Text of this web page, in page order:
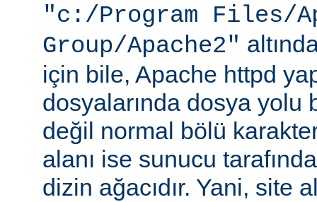
"c:/Program Files/
Group/Apache2"
için bile, Apache httpd
dosyalarında dosya yolu
değil normal bölü
alanı ise sunucu
dizin ağacıdır. Yani, site